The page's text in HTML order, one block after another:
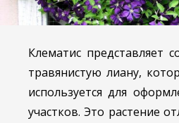
Клематис представляет
травянистую лиану,
используется для
участков. Это растение